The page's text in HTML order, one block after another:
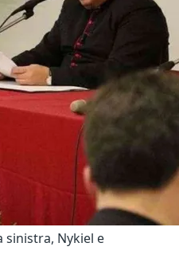
sinistra, Nykiel e